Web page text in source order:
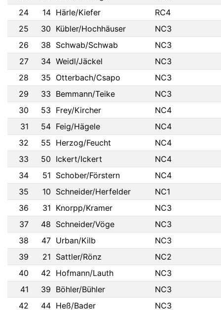
24
14 Härle/Kiefer
RC4
25
30 Kübler/Hochhäuser
NC3
26
38 Schwab/Schwab
NC3
27
34 Weidl/Jäckel
NC3
28
35 Otterbach/Csapo
NC3
29
33 Bemmann/Teike
NC3
30
53 Frey/Kircher
NC4
31
54 Feig/Hägele
NC4
32
55 Herzog/Feucht
NC4
33
50 Ickert/Ickert
NC4
34
51 Schober/Förstern
NC4
35
10 Schneider/Herfelder
NC1
36
31 Knorpp/Kramer
NC3
37
48 Schneider/Vöge
NC3
38
47 Urban/Kilb
NC3
39
21 Sattler/Rönz
NC2
40
42 Hofmann/Lauth
NC3
41
39 Böhler/Bühler
NC3
42
44 Heß/Bader NC3